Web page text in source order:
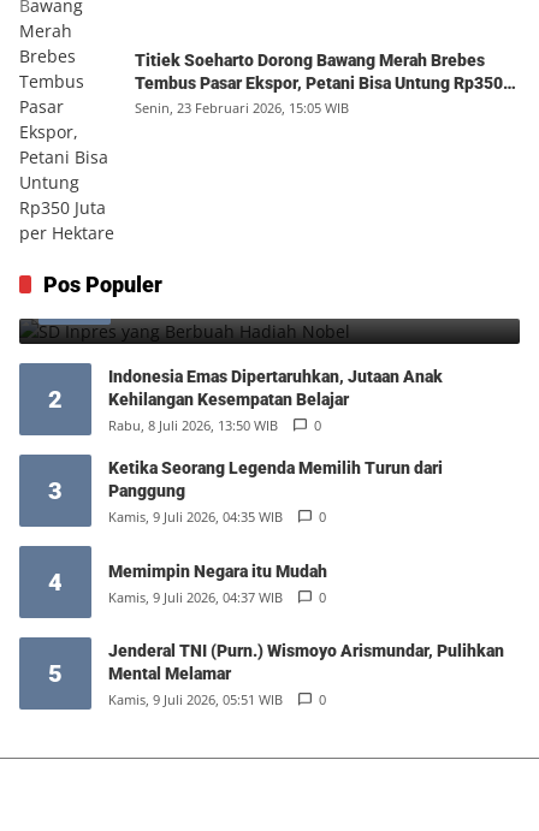
Titiek Soeharto Dorong Bawang Merah Brebes
Tembus Pasar Ekspor, Petani Bisa Untung Rp350
Juta per Hektare
Senin, 23 Februari 2026, 15:05 WIB
Pos Populer
1 SD Inpres yang Berbuah Hadiah Nobel
2
Indonesia Emas Dipertaruhkan, Jutaan Anak
Kehilangan Kesempatan Belajar
Rabu, 8 Juli 2026, 13:50 WIB 0
3
Ketika Seorang Legenda Memilih Turun dari
Panggung
Kamis, 9 Juli 2026, 04:35 WIB 0
4 Memimpin Negara itu Mudah
Kamis, 9 Juli 2026, 04:37 WIB 0
5
Jenderal TNI (Purn.) Wismoyo Arismundar, Pulihkan
Mental Melamar
Kamis, 9 Juli 2026, 05:51 WIB 0